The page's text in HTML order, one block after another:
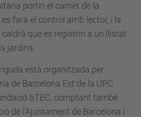
portin el carnet de la
farà el control amb lector, i la
que es registrin a un llistat
jardins.
està organitzada per
de Barcelona Est de la UPC
bTEC, comptant també
de l’Ajuntament de Barcelona i